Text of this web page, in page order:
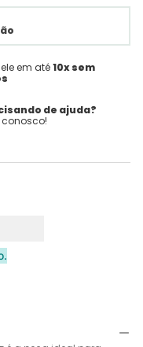
em até10x sem
de ajuda?
conosco!